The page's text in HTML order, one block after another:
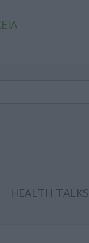
HEALTH TALKS